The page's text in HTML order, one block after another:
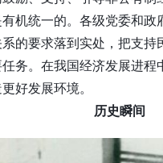
机统一的。各级党委和政
的要求落到实处，把支持
务。在我国经济发展进程
好发展环境。
历史瞬间